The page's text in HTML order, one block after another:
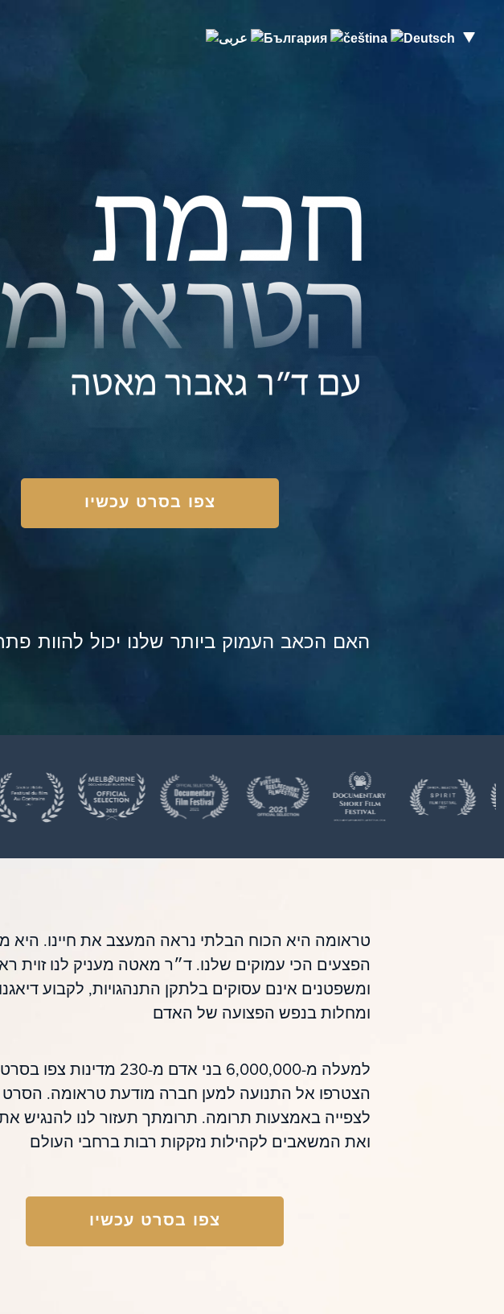
צפו בסרט עכשיו
?האם הכאב העמוק ביותר שלנו יכול להוות
טראומה היא הכוח הבלתי נראה המעצב את חיינו. היא
הפצעים הכי עמוקים שלנו. ד״ר מאטה מעניק לנו
ומשפטנים אינם עסוקים בלתקן התנהגויות, לקבוע
ומחלות בנפש הפצועה של האדם
למעלה מ-6,000,000 בני אדם מ-230
הצטרפו אל התנועה למען חברה מודעת טראומה. הסרט
לצפייה באמצעות תרומה. תרומתך תעזור לנו להנגיש
ואת המשאבים לקהילות נזקקות רבות ברחבי העולם
צפו בסרט עכשיו